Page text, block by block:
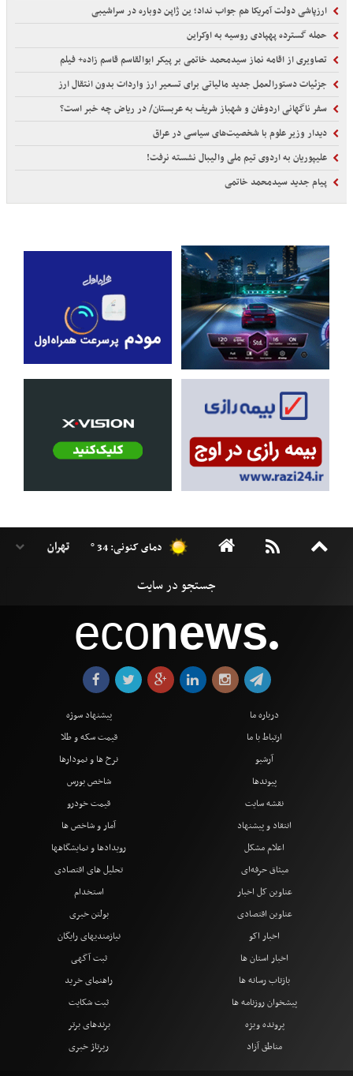
ارزپاشی دولت آمریکا هم جواب نداد؛ ین ژاپن دوباره در سراشیبی
حمله گسترده پهپادی روسیه به اوکراین
تصاویری از اقامه نماز سیدمحمد خاتمی بر پیکر ابوالقاسم قاسم زاده+ فیلم
جزئیات دستورالعمل جدید مالیاتی برای تسعیر ارز واردات بدون انتقال ارز
سفر ناگهانی اردوغان و شهباز شریف به عربستان/ در ریاض چه خبر است؟
دیدار وزیر علوم با شخصیت‌های سیاسی در عراق
علیپوریان به اردوی تیم ملی والیبال نشسته نرفت!
پیام جدید سیدمحمد خاتمی
دمای کنونی: 34 °
econews●
درباره ما
ارتباط با ما
آرشیو
پیوندها
نقشه سایت
انتقاد و پیشنهاد
اعلام مشکل
میثاق حرفه‌ای
پیشنهاد سوژه
قیمت سکه و طلا
نرخ ها و نمودارها
شاخص بورس
قیمت خودرو
آمار و شاخص ها
رویدادها و نمایشگاهها
تحلیل های اقتصادی
عناوین کل اخبار
عناوین اقتصادی
اخبار اکو
اخبار استان ها
بازتاب رسانه ها
پیشخوان روزنامه ها
پرونده ویژه
مناطق آزاد
استخدام
بولتن خبری
نیازمندیهای رایگان
ثبت آگهی
راهنمای خرید
ثبت شکایت
برندهای برتر
رپرتاژ خبری